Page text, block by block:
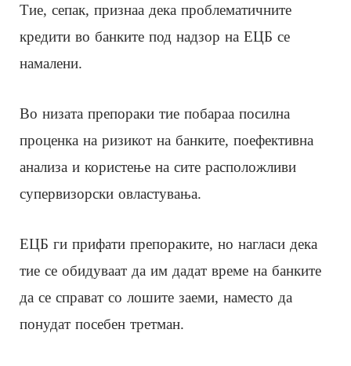
Тие, сепак, признаа дека проблематичните
кредити во банките под надзор на ЕЦБ се
намалени.
Во низата препораки тие побараа посилна
проценка на ризикот на банките, поефективна
анализа и користење на сите расположливи
супервизорски овластувања.
ЕЦБ ги прифати препораките, но нагласи дека
тие се обидуваат да им дадат време на банките
да се справат со лошите заеми, наместо да
понудат посебен третман.